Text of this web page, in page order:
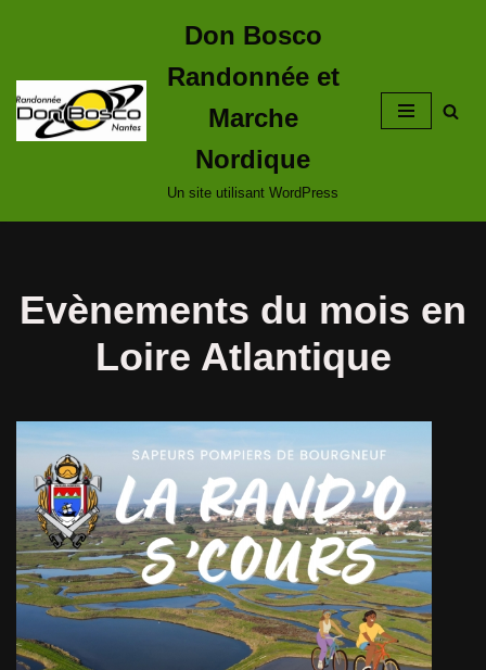
au
contenu
Don Bosco
Randonnée et
Marche
Nordique
Un site utilisant WordPress
Evènements du mois en
Loire Atlantique